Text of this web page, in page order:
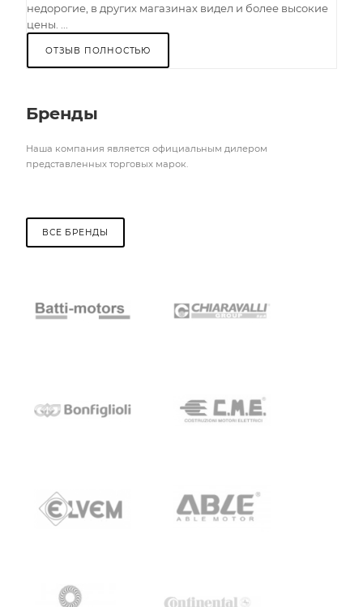
недорогие, в других магазинах видел и более высокие
цены. ...
ОТЗЫВ ПОЛНОСТЬЮ
Бренды
Наша компания является официальным дилером
представленных торговых марок.
ВСЕ БРЕНДЫ